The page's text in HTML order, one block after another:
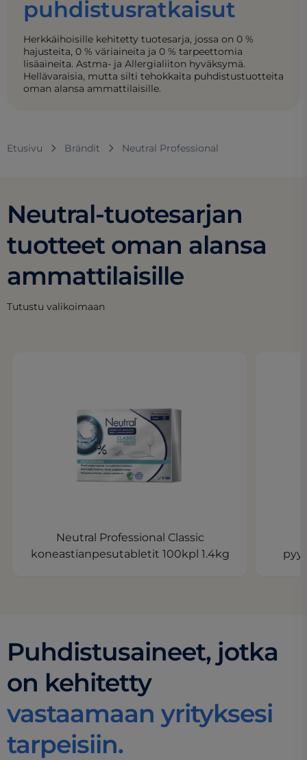
puhdistusratkaisut
Herkkäihoisille kehitetty tuotesarja, jossa on 0 %
hajusteita, 0 % väriaineita ja 0 % tarpeettomia
lisäaineita. Astma- ja Allergialiiton hyväksymä.
Hellävaraisia, mutta silti tehokkaita puhdistustuotteita
oman alansa ammattilaisille.
Etusivu Brändit Neutral Professional
Neutral-tuotesarjan
tuotteet oman alansa
ammattilaisille
Tutustu valikoimaan
Neutral Professional Classic
koneastianpesutabletit 100kpl 1.4kg
Puhdistusaineet, jotka
on kehitetty
vastaamaan yrityksesi
tarpeisiin.